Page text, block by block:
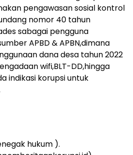
pengawasan sosial kontrol
nomor 40 tahun
sabagai pengguna
APBD & APBN,dimana
dana desa tahun 2022
wifi,BLT-DD,hingga
indikasi korupsi untuk
hukum ).